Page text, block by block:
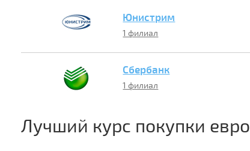
Юнистрим
1 филиал
Сбербанк
1 филиал
Лучший курс покупки евро